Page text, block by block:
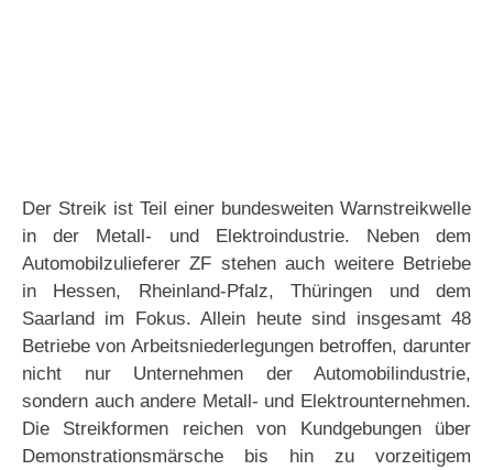
Der Streik ist Teil einer bundesweiten Warnstreikwelle
in der Metall- und Elektroindustrie. Neben dem
Automobilzulieferer ZF stehen auch weitere Betriebe
in Hessen, Rheinland-Pfalz, Thüringen und dem
Saarland im Fokus. Allein heute sind insgesamt 48
Betriebe von Arbeitsniederlegungen betroffen, darunter
nicht nur Unternehmen der Automobilindustrie,
sondern auch andere Metall- und Elektrounternehmen.
Die Streikformen reichen von Kundgebungen über
Demonstrationsmärsche bis hin zu vorzeitigem